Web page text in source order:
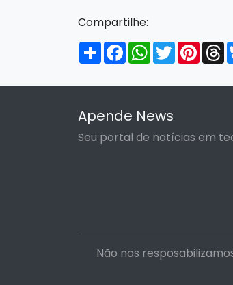
Compartilhe:
Compartilhar
FacebookWhatsApp
Twitter
Apende News
Seu portal de notícias em
Não nos